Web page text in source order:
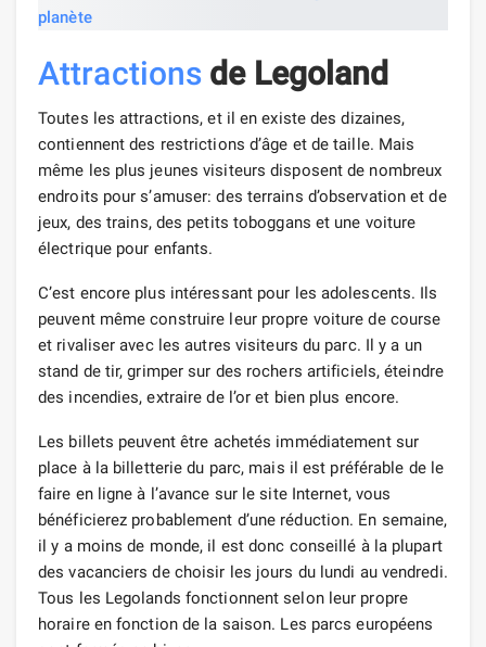
Attractions de Legoland
Toutes les attractions, et il en existe des dizaines,
contiennent des restrictions d’âge et de taille. Mais
même les plus jeunes visiteurs disposent de nombreux
endroits pour s’amuser: des terrains d’observation et de
jeux, des trains, des petits toboggans et une voiture
électrique pour enfants.
C’est encore plus intéressant pour les adolescents. Ils
peuvent même construire leur propre voiture de course
et rivaliser avec les autres visiteurs du parc. Il y a un
stand de tir, grimper sur des rochers artificiels, éteindre
des incendies, extraire de l’or et bien plus encore.
Les billets peuvent être achetés immédiatement sur
place à la billetterie du parc, mais il est préférable de le
faire en ligne à l’avance sur le site Internet, vous
bénéficierez probablement d’une réduction. En semaine,
il y a moins de monde, il est donc conseillé à la plupart
des vacanciers de choisir les jours du lundi au vendredi.
Tous les Legolands fonctionnent selon leur propre
horaire en fonction de la saison. Les parcs européens